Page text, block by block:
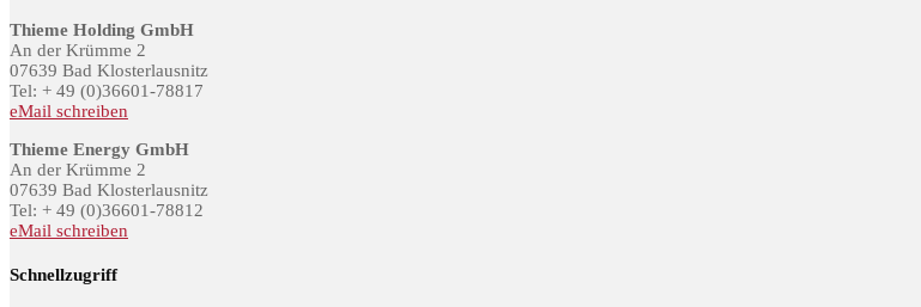
Thieme Holding GmbH
An der Krümme 2
07639 Bad Klosterlausnitz
Tel: + 49 (0)36601-78817
eMail schreiben
Thieme Energy GmbH
An der Krümme 2
07639 Bad Klosterlausnitz
Tel: + 49 (0)36601-78812
eMail schreiben
Schnellzugriff